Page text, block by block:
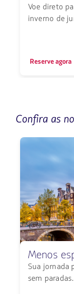
Voe direto
inverno de
Reserve agora
Confira as
Menos
Sua jornada
sem paradas.